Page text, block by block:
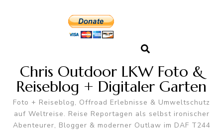
Chris Outdoor LKW Foto &
Reiseblog + Digitaler Garten
Foto + Reiseblog, Offroad Erlebnisse & Umweltschutz
auf Weltreise. Reise Reportagen als selbst ironischer
Abenteurer, Blogger & moderner Outlaw im DAF T244